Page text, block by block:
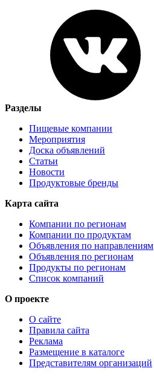
Разделы
Пищевые компании
Мероприятия
Доска объявлений
Статьи
Новости
Продуктовые бренды
Карта сайта
Компании по регионам
Компании по продуктам
Объявления по направлениям
Объявления по регионам
Продукты по регионам
Список компаний
О проекте
О сайте
Правила сайта
Реклама
Размещение в каталоге
Представителям организаций